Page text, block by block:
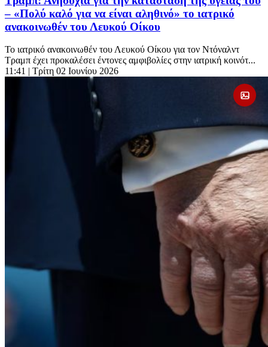
– «Πολύ καλό για να είναι αληθινό» το ιατρικό
ανακοινωθέν του Λευκού Οίκου
Το ιατρικό ανακοινωθέν του Λευκού Οίκου για τον Ντόναλντ
Τραμπ έχει προκαλέσει έντονες αμφιβολίες στην ιατρική κοινότ...
11:41 | Τρίτη 02 Ιουνίου 2026